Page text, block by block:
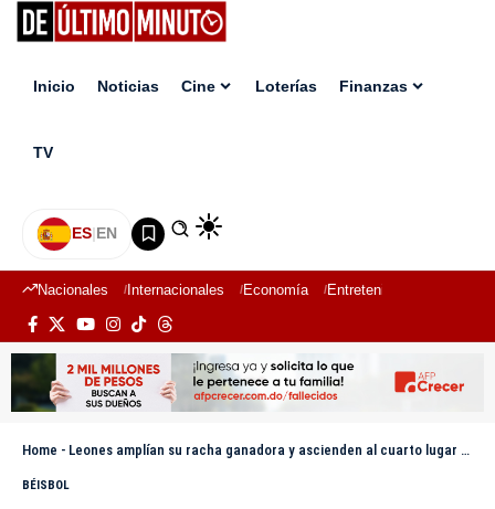
Inicio Noticias Cine Loterías Finanzas
TV
ES|EN
Nacionales Internacionales Economía Entretenimiento
Home - Leones amplían su racha ganadora y ascienden al cuarto lugar tras vencer a los Gigantes
BÉISBOL